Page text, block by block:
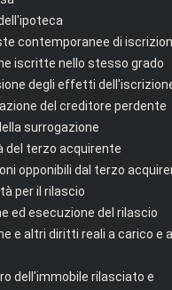
contemporanee di
iscritte nello stesso grado
degli effetti
del creditore perdente
surrogazione
del terzo acquirente
opponibili dal terzo
per il rilascio
ed esecuzione del rilascio
e altri diritti reali a carico e
dell'immobile rilasciato e